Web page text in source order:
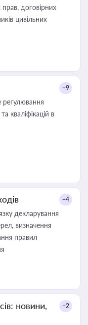
договірних
цивільних
+9
кваліфікацій в
+4
декларування
визначення
правил
новини,
+2